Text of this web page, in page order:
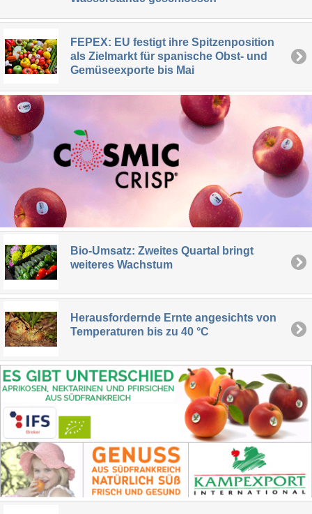
FEPEX: EU festigt ihre Spitzenposition
als Zielmarkt für spanische Obst- und
Gemüseexporte bis Mai
Bio-Umsatz: Zweites Quartal bringt
weiteres Wachstum
Herausfordernde Ernte angesichts von
Temperaturen bis zu 40 °C